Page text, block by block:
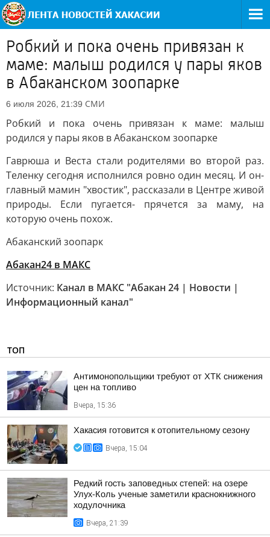
Робкий и пока очень привязан к
маме: малыш родился у пары яков
в Абаканском зоопарке
6 июля 2026, 21:39 СМИ
Робкий и пока очень привязан к маме: малыш
родился у пары яков в Абаканском зоопарке
Гаврюша и Веста стали родителями во второй раз.
Теленку сегодня исполнился ровно один месяц. И он-
главный мамин "хвостик", рассказали в Центре живой
природы. Если пугается- прячется за маму, на
которую очень похож.
Абаканский зоопарк
Абакан24 в МАКС
Источник: Канал в МАКС "Абакан 24 | Новости |
Информационный канал"
ТОП
Антимонопольщики требуют от ХТК снижения
цен на топливо
Вчера, 15:36
Хакасия готовится к отопительному сезону
Вчера, 15:04
Редкий гость заповедных степей: на озере
Улух-Коль ученые заметили краснокнижного
ходулочника
Вчера, 21:39